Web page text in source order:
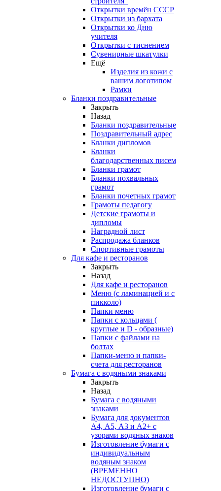
Открытки времён СССР
Открытки из бархата
Открытки ко Дню
учителя
Открытки с тиснением
Сувенирные шкатулки
Ещё
Изделия из кожи с
вашим логотипом
Рамки
Бланки поздравительные
Закрыть
Назад
Бланки поздравительные
Поздравительный адрес
Бланки дипломов
Бланки
благодарственных писем
Бланки грамот
Бланки похвальных
грамот
Бланки почетных грамот
Грамоты педагогу
Детские грамоты и
дипломы
Наградной лист
Распродажа бланков
Спортивные грамоты
Для кафе и ресторанов
Закрыть
Назад
Для кафе и ресторанов
Меню (с ламинацией и с
пикколо)
Папки меню
Папки с кольцами (
круглые и D - образные)
Папки с файлами на
болтах
Папки-меню и папки-
счета для ресторанов
Бумага с водяными знаками
Закрыть
Назад
Бумага с водяными
знаками
Бумага для документов
А4, А5, А3 и А2+ с
узорами водяных знаков
Изготовление бумаги с
индивидуальным
водяным знаком
(ВРЕМЕННО
НЕДОСТУПНО)
Изготовление бумаги с